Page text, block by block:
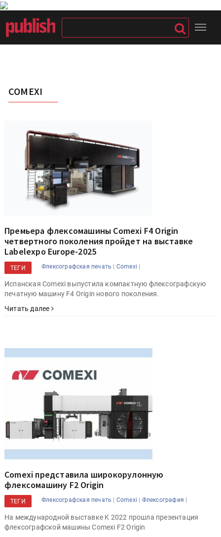
COMEXI
Премьера флексомашины Comexi F4 Origin
четвертного поколения пройдет на выставке
Labelexpo Europe-2025
ТЕГИ Флексографская печать | Comexi |
Испанская Comexi выпустила компактную флексографскую
печатную машину F4 Origin нового поколения.
Читать далее
Comexi представила широкорулонную
флексомашину F2 Origin
ТЕГИ Флексографская печать | Comexi | Флексография |
На международной выставке K 2022 прошла презентация
флексографской машины Comexi F2 Origin